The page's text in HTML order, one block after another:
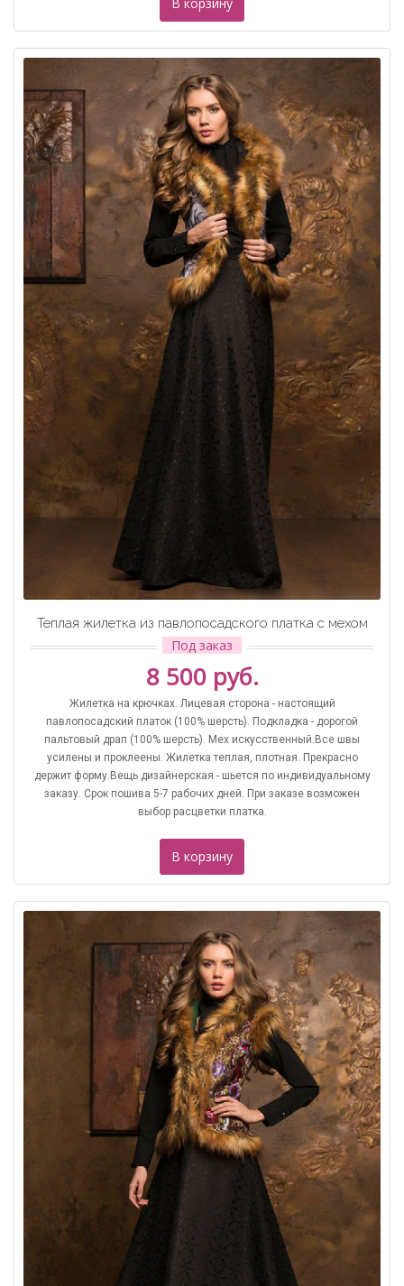
Теплая жилетка из павлопосадского платка с мехом
Под заказ
8 500 руб.
Жилетка на крючках. Лицевая сторона - настоящий
павлопосадский платок (100% шерсть). Подкладка - дорогой
пальтовый драп (100% шерсть). Мех искусственный.Все швы
усилены и проклеены. Жилетка теплая, плотная. Прекрасно
держит форму.Вещь дизайнерская - шьется по индивидуальному
заказу. Срок пошива 5-7 рабочих дней. При заказе возможен
выбор расцветки платка.
В корзину